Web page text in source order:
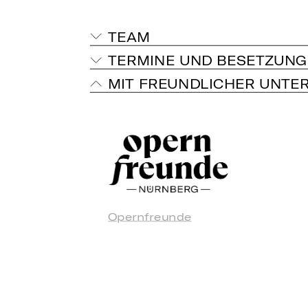
TEAM
TERMINE UND BESETZUNG
MIT FREUNDLICHER
Opernfreunde